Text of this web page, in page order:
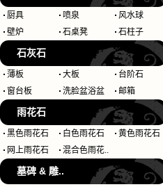
厨具 喷泉
风水球
壁炉
石桌凳 石柱子
石灰石
薄板 大板
台阶石
窗台板
洗脸盆浴盆 邮箱
雨花石
黑色雨花石 白色雨花石
黄色雨花石
网上雨花石
混合色雨花..
墓碑 & 雕..